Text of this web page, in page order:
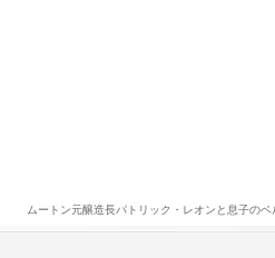
ムートン元醸造長パトリック・レオンと息子の